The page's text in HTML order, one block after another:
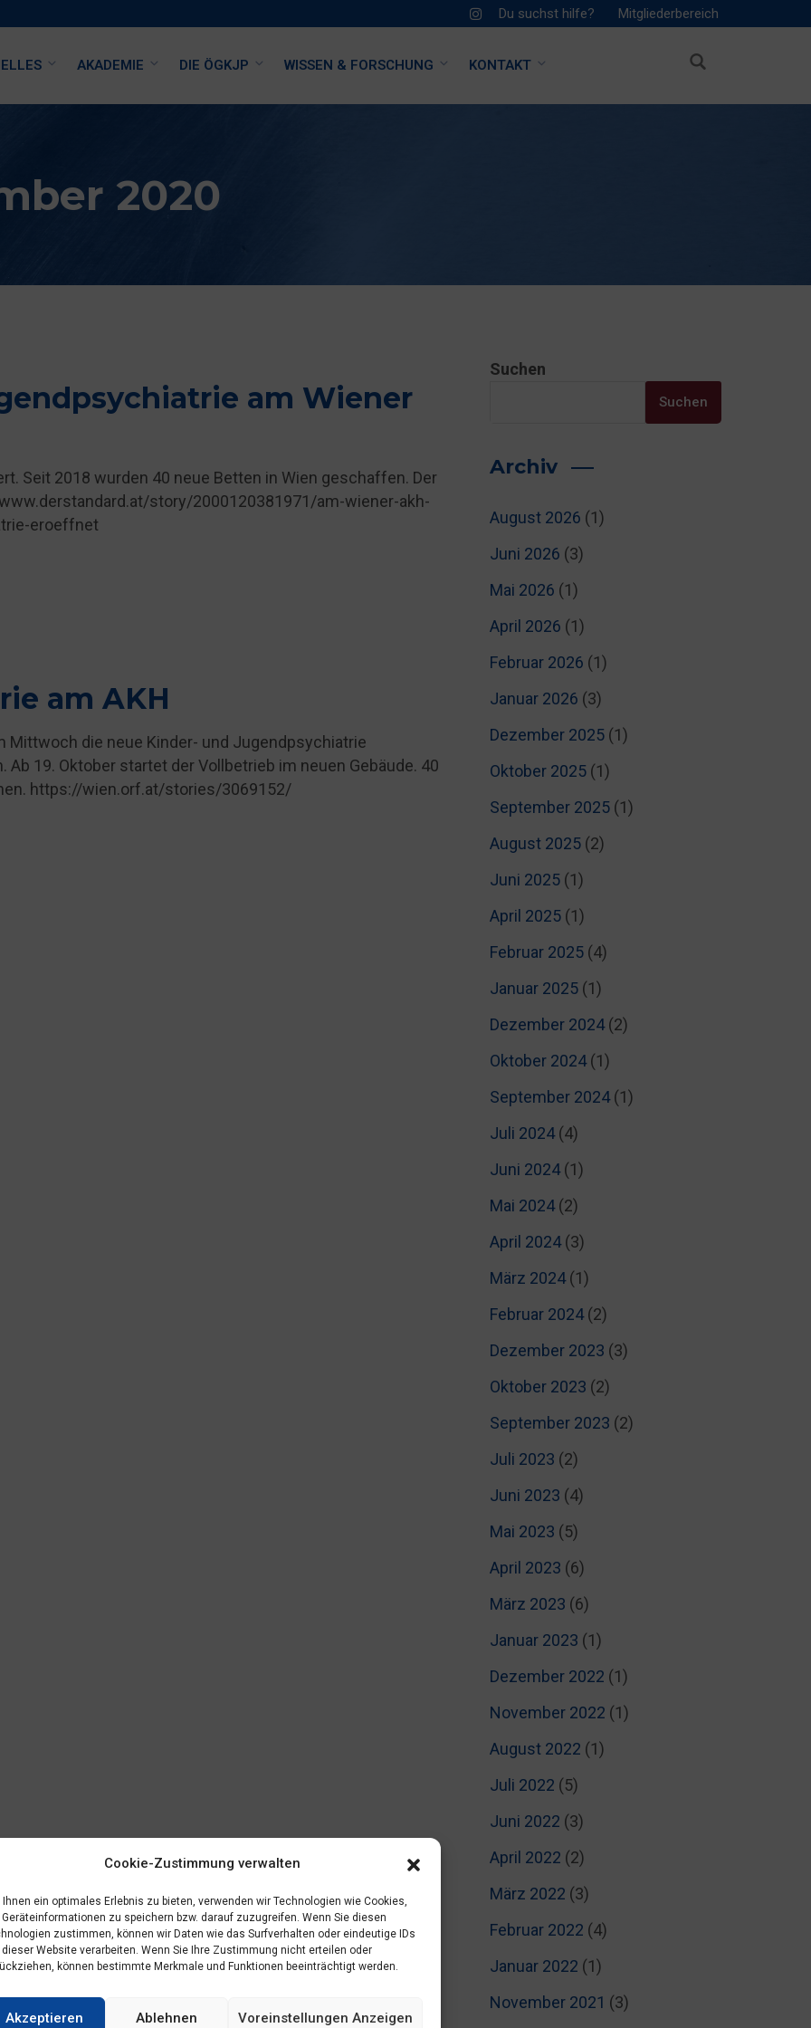
Cookie-Zustimmung verwalten
Ihnen ein optimales Erlebnis zu bieten, verwenden wir Technologien wie Cookies,
zu speichern bzw. darauf zuzugreifen. Wenn Sie diesen
zustimmen, können wir Daten wie das Surfverhalten oder eindeutige IDs
dieser Website verarbeiten. Wenn Sie Ihre Zustimmung nicht erteilen oder
können bestimmte Merkmale und Funktionen beeinträchtigt werden.
Akzeptieren Ablehnen Voreinstellungen Anzeigen
Du suchst hilfe? Mitgliederbereich
AKADEMIE DIE ÖGKJP WISSEN & FORSCHUNG KONTAKT
2020
am Wiener
Seit 2018 wurden 40 neue Betten in Wien geschaffen. Der
story/2000120381971/am-wiener-akh-
eroeffnet
am AKH
Mittwoch die neue Kinder- und Jugendpsychiatrie
19. Oktober startet der Vollbetrieb im neuen Gebäude. 40
https://wien.orf.at/stories/3069152/
Suchen
Suchen
Archiv
August 2026 (1)
Juni 2026 (3)
Mai 2026 (1)
April 2026 (1)
Februar 2026 (1)
Januar 2026 (3)
Dezember 2025(1)
Oktober 2025(1)
September 2025(1)
August 2025(2)
Juni 2025(1)
April 2025(1)
Februar 2025(4)
Januar 2025(1)
Dezember 2024(2)
Oktober 2024(1)
September 2024(1)
Juli 2024(4)
Juni 2024(1)
Mai 2024(2)
April 2024(3)
März 2024(1)
Februar 2024(2)
Dezember 2023 (3)
Oktober 2023 (2)
September 2023 (2)
Juli 2023 (2)
Juni 2023 (4)
Mai 2023 (5)
April 2023 (6)
März 2023 (6)
Januar 2023 (1)
Dezember 2022 (1)
November 2022 (1)
August 2022 (1)
Juli 2022 (5)
Juni 2022 (3)
April 2022 (2)
März 2022 (3)
Februar 2022 (4)
Januar 2022 (1)
November 2021 (3)